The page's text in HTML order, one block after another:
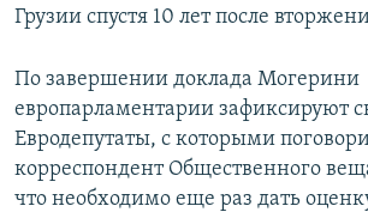
СПОРТ
БЛОГИ
АРХИВ РАДИОПРОГРАММЫ
Все сайты РСЕ/РС
Грузии спустя 10 лет после
По завершении доклада Могерини
европарламентарии зафиксируют
Евродепутаты, с которыми
корреспондент Общественного
что необходимо еще раз дать